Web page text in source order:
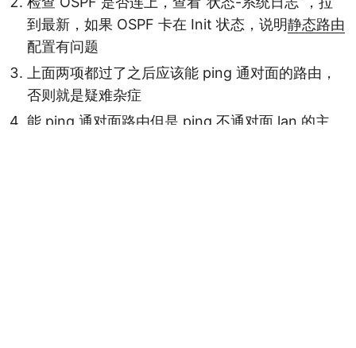
到最新，如果 OSPF 卡在 Init 状态，说明静态路由
配置有问题
上面两项都过了之后应该能 ping 通对面的路由，
否则就是疑难杂症
能 ping 通对面路由但是 ping 不通对面 lan 的主